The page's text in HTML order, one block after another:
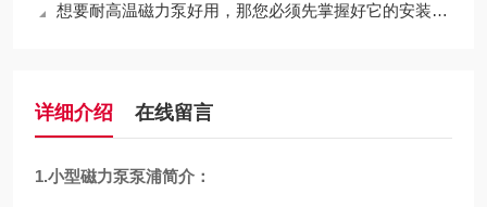
想要耐高温磁力泵好用，那您必须先掌握好它的安装和调试
详细介绍 在线留言
1.小型磁力泵泵浦简介：